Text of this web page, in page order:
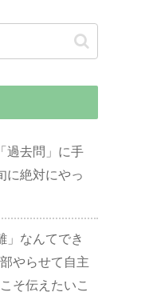
過去問」に手
に絶対にやっ
」なんてでき
やらせて自主
そ伝えたいこ